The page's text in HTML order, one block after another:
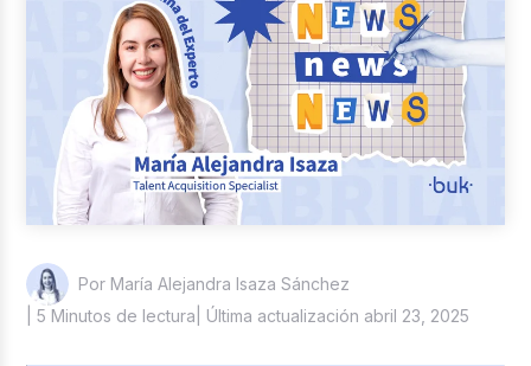
Por María Alejandra Isaza Sánchez
| 5 Minutos de lectura | Última actualización abril 23, 2025